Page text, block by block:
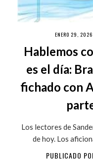
ENERO 29, 2026
Hablemos
es el día:
fichado con
Los lectores de
de hoy. Los
PUBLICADO